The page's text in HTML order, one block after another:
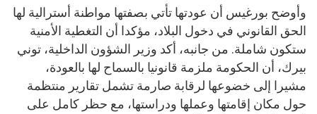
وأوضح بورغيس أن عودتها تأتي بصفتها مواطنة أسترالية لها
الحق القانوني في دخول البلاد، مؤكدا أن التغطية الأمنية
ستكون شاملة. من جانبه، أكد وزير الشؤون الداخلية، توني
بيرك، أن الحكومة ملزمة قانونيا بالسماح لها بالعودة،
مشيرا إلى خضوعها لرقابة صارمة تشمل تقارير منتظمة
حول مكان إقامتها وعملها ودراستها، مع حظر كامل على